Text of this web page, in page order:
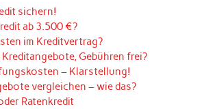
sichern!
ab 3.500 €?
im Kreditvertrag?
Gebühren frei?
– Klarstellung!
vergleichen – wie das?
Ratenkredit